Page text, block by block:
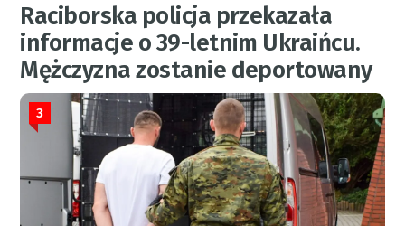
Raciborska policja przekazała
informacje o 39-letnim Ukraińcu.
Mężczyzna zostanie deportowany
3